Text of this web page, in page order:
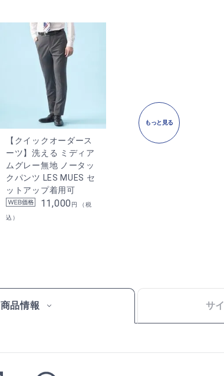
【クイックオーダース
ーツ】洗える ミディア
ムグレー無地 ノータッ
クパンツ LES MUES セ
ットアップ着用可
11,000 円 （税
込）
もっと見る
商品情報 サ